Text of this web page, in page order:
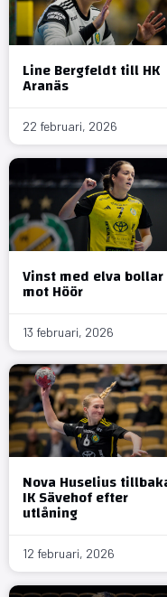
Line Bergfeldt till HK
Aranäs
22 februari, 2026
Vinst med elva bollar
mot Höör
13 februari, 2026
Nova Huselius
IK Sävehof efter
utlåning
12 februari, 2026